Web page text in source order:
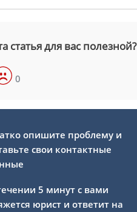
статья для вас полезной?
0
опишите проблему и
свои контактные
5 минут с вами
юрист и ответит на